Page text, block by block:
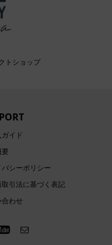
トショップ
イド
バシーポリシー
引法に基づく表記
わせ